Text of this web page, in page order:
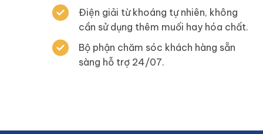
Điện giải từ khoáng tự nhiên, không
cần sử dụng thêm muối hay hóa chất.
Bộ phận chăm sóc khách hàng sẵn
sàng hỗ trợ 24/07.